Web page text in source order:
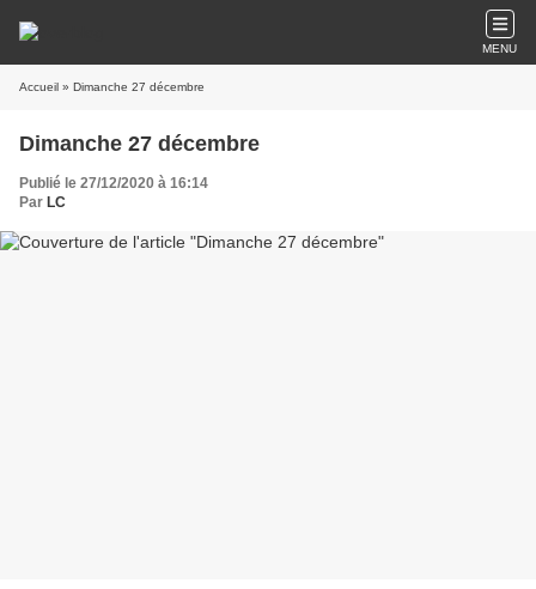
MENU
Accueil » Dimanche 27 décembre
Dimanche 27 décembre
Publié le 27/12/2020 à 16:14
Par LC